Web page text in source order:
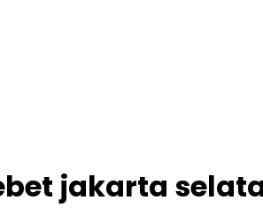
jakarta